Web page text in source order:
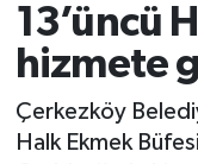
13’üncü
hizmete
Çerkezköy
Halk Ekmek
Spor
Eğitim
Siyaset
Tekirdağ
Süper Lig
Tüm Manşetler